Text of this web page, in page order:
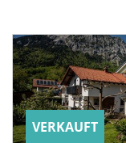
VERKAUFT